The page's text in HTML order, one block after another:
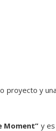
proyecto y
Moment” y